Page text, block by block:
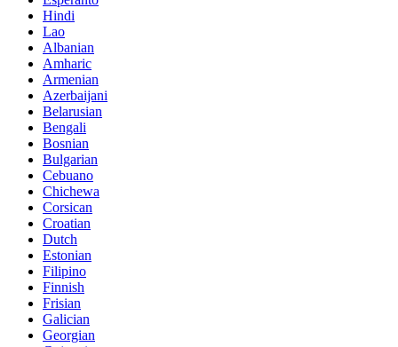
Hindi
Lao
Albanian
Amharic
Armenian
Azerbaijani
Belarusian
Bengali
Bosnian
Bulgarian
Cebuano
Chichewa
Corsican
Croatian
Dutch
Estonian
Filipino
Finnish
Frisian
Galician
Georgian